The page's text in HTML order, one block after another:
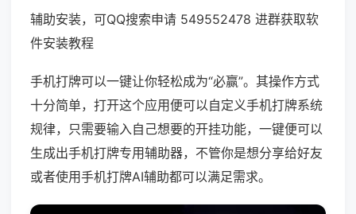
辅助安装，可QQ搜索申请 549552478 进群获取软
件安装教程
手机打牌可以一键让你轻松成为“必赢”。其操作方式
十分简单，打开这个应用便可以自定义手机打牌系统
规律，只需要输入自己想要的开挂功能，一键便可以
生成出手机打牌专用辅助器，不管你是想分享给好友
或者使用手机打牌AI辅助都可以满足需求。